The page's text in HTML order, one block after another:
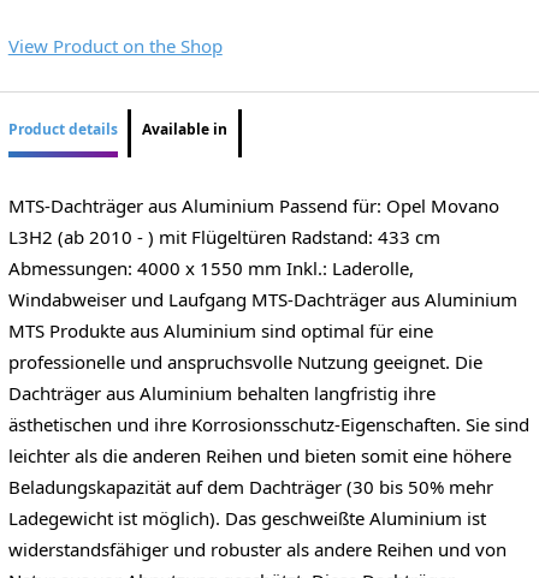
View Product on the Shop
Product details Available in
MTS-Dachträger aus Aluminium Passend für: Opel Movano
L3H2 (ab 2010 - ) mit Flügeltüren Radstand: 433 cm
Abmessungen: 4000 x 1550 mm Inkl.: Laderolle,
Windabweiser und Laufgang MTS-Dachträger aus Aluminium
MTS Produkte aus Aluminium sind optimal für eine
professionelle und anspruchsvolle Nutzung geeignet. Die
Dachträger aus Aluminium behalten langfristig ihre
ästhetischen und ihre Korrosionsschutz-Eigenschaften. Sie sind
leichter als die anderen Reihen und bieten somit eine höhere
Beladungskapazität auf dem Dachträger (30 bis 50% mehr
Ladegewicht ist möglich). Das geschweißte Aluminium ist
widerstandsfähiger und robuster als andere Reihen und von